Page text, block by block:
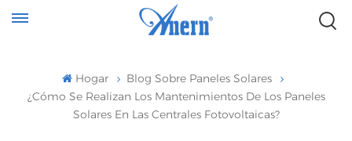
Hogar
Blog Sobre Paneles Solares
¿Cómo Se Realizan Los Mantenimientos De Los Paneles
Solares En Las Centrales Fotovoltaicas?